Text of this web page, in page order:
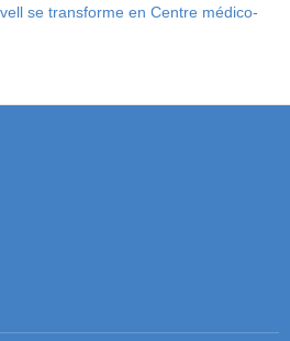
se transforme en Centre médico-